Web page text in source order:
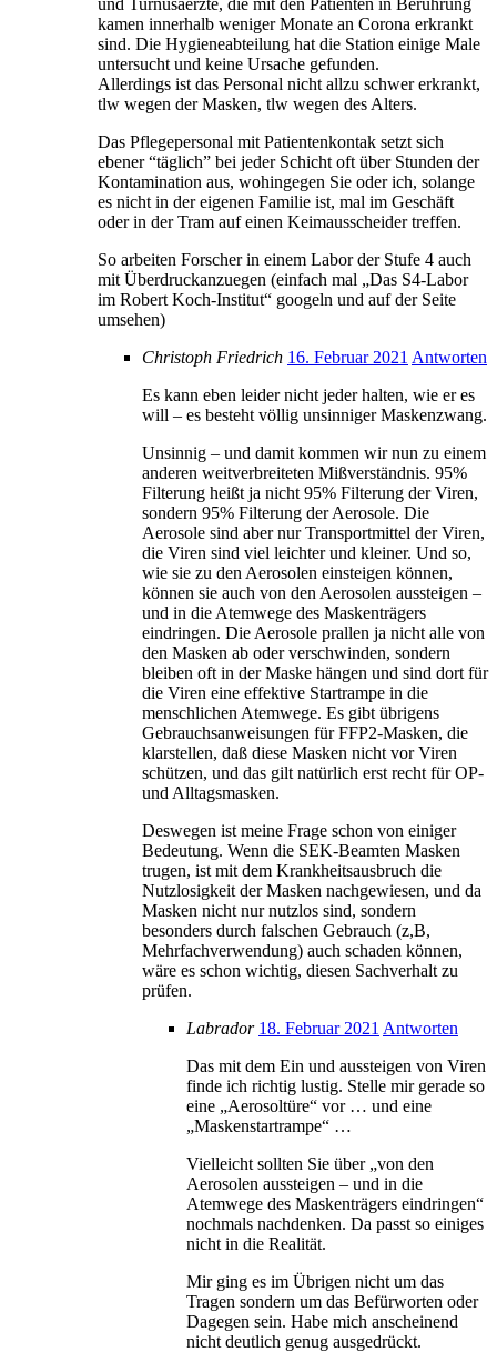
kamen innerhalb weniger Monate an Corona erkrankt
sind. Die Hygieneabteilung hat die Station einige Male
untersucht und keine Ursache gefunden.
Allerdings ist das Personal nicht allzu schwer erkrankt,
tlw wegen der Masken, tlw wegen des Alters.
Das Pflegepersonal mit Patientenkontak setzt sich
ebener “täglich” bei jeder Schicht oft über Stunden der
Kontamination aus, wohingegen Sie oder ich, solange
es nicht in der eigenen Familie ist, mal im Geschäft
oder in der Tram auf einen Keimausscheider treffen.
So arbeiten Forscher in einem Labor der Stufe 4 auch
mit Überdruckanzuegen (einfach mal „Das S4-Labor
im Robert Koch-Institut“ googeln und auf der Seite
umsehen)
Christoph Friedrich 16. Februar 2021 Antworten
Es kann eben leider nicht jeder halten, wie er es
will – es besteht völlig unsinniger Maskenzwang.
Unsinnig – und damit kommen wir nun zu einem
anderen weitverbreiteten Mißverständnis. 95%
Filterung heißt ja nicht 95% Filterung der Viren,
sondern 95% Filterung der Aerosole. Die
Aerosole sind aber nur Transportmittel der Viren,
die Viren sind viel leichter und kleiner. Und so,
wie sie zu den Aerosolen einsteigen können,
können sie auch von den Aerosolen aussteigen –
und in die Atemwege des Maskenträgers
eindringen. Die Aerosole prallen ja nicht alle von
den Masken ab oder verschwinden, sondern
bleiben oft in der Maske hängen und sind dort für
die Viren eine effektive Startrampe in die
menschlichen Atemwege. Es gibt übrigens
Gebrauchsanweisungen für FFP2-Masken, die
klarstellen, daß diese Masken nicht vor Viren
schützen, und das gilt natürlich erst recht für OP-
und Alltagsmasken.
Deswegen ist meine Frage schon von einiger
Bedeutung. Wenn die SEK-Beamten Masken
trugen, ist mit dem Krankheitsausbruch die
Nutzlosigkeit der Masken nachgewiesen, und da
Masken nicht nur nutzlos sind, sondern
besonders durch falschen Gebrauch (z,B,
Mehrfachverwendung) auch schaden können,
wäre es schon wichtig, diesen Sachverhalt zu
prüfen.
Labrador 18. Februar 2021 Antworten
Das mit dem Ein und aussteigen von Viren
finde ich richtig lustig. Stelle mir gerade so
eine „Aerosoltüre“ vor … und eine
„Maskenstartrampe“ …
Vielleicht sollten Sie über „von den
Aerosolen aussteigen – und in die
Atemwege des Maskenträgers eindringen“
nochmals nachdenken. Da passt so einiges
nicht in die Realität.
Mir ging es im Übrigen nicht um das
Tragen sondern um das Befürworten oder
Dagegen sein. Habe mich anscheinend
nicht deutlich genug ausgedrückt.